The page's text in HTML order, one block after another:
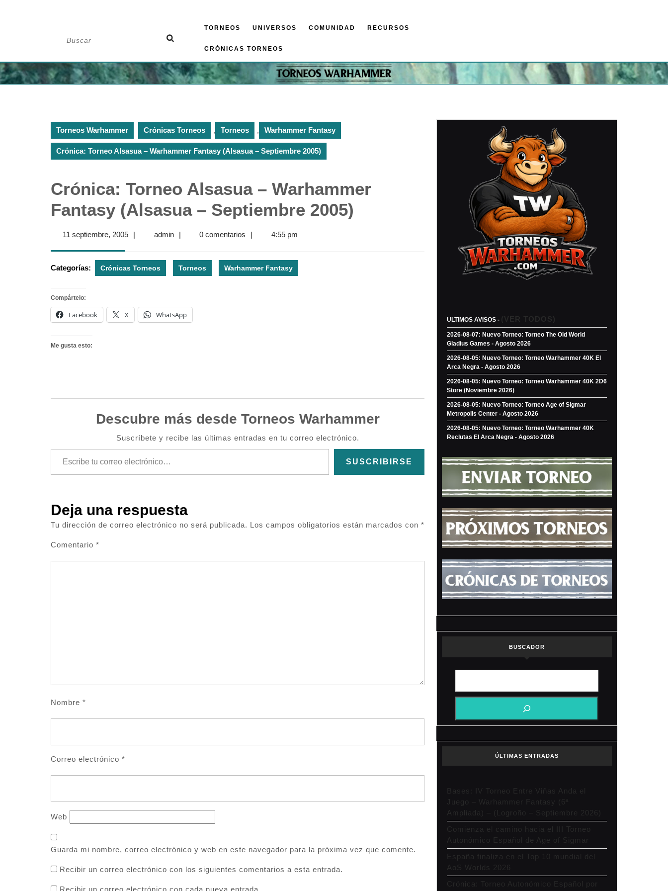
TORNEOS UNIVERSOS COMUNIDAD RECURSOS
CRÓNICAS TORNEOS
Torneos Warhammer Crónicas Torneos , Torneos , Warhammer Fantasy
Crónica: Torneo Alsasua – Warhammer Fantasy (Alsasua – Septiembre 2005)
Crónica: Torneo Alsasua – Warhammer
Fantasy (Alsasua – Septiembre 2005)
11 septiembre, 200511| adminadmin
| 0 comentarios | 4:55 pm
Categorías: Crónicas Torneos Torneos Warhammer Fantasy
Compártelo:
Facebook X WhatsApp
Me gusta esto:
Descubre más desde Torneos Warhammer
Suscríbete y recibe las últimas entradas en tu correo electrónico.
Escribe tu correo electrónico…
SUSCRIBIRSE
Deja una respuesta
Tu dirección de correo electrónico no será publicada. Los campos obligatorios están marcados con *
Comentario *
Nombre *
Correo electrónico *
Web
Guarda mi nombre, correo electrónico y web en este navegador para la próxima vez que comente.
Recibir un correo electrónico con los siguientes comentarios a esta entrada.
Recibir un correo electrónico con cada nueva entrada.
ULTIMOS AVISOS - (VER TODOS)
2026-08-07: Nuevo Torneo: Torneo The Old World
Gladius Games - Agosto 2026
2026-08-05: Nuevo Torneo: Torneo Warhammer 40K El
Arca Negra - Agosto 2026
2026-08-05: Nuevo Torneo: Torneo Warhammer 40K 2D6
Store (Noviembre 2026)
2026-08-05: Nuevo Torneo: Torneo Age of Sigmar
Metropolis Center - Agosto 2026
2026-08-05: Nuevo Torneo: Torneo Warhammer 40K
Reclutas El Arca Negra - Agosto 2026
BUSCADOR
ÚLTIMAS ENTRADAS
Bases: IV Torneo Entre Viñas Anda el
Juego – Warhammer Fantasy (6ª
Ampliada) – (Logroño – Septiembre 2026)
Comienza el camino hacia el III Torneo
Autonómico Español de Age of Sigmar
España finaliza en el Top 10 mundial del
AoS Worlds 2026
Crónica: Torneo Autonómico Español por